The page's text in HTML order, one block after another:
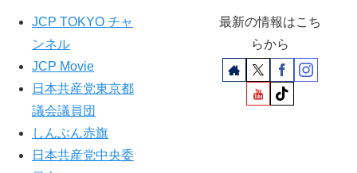
JCP TOKYO チャ
ンネル
JCP Movie
日本共産党東京都
議会議員団
しんぶん赤旗
日本共産党中央委
最新の情報はこち
らから